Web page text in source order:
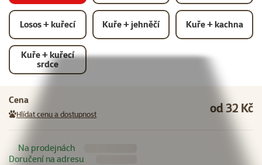
Losos + kuřecí Kuře + jehněčí Kuře + kachna
Kuře + kuřecí
srdce
Cena
Hlídat cenu a dostupnost od 32 Kč
Na prodejnách
Doručení na adresu